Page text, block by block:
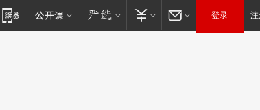
登录 注